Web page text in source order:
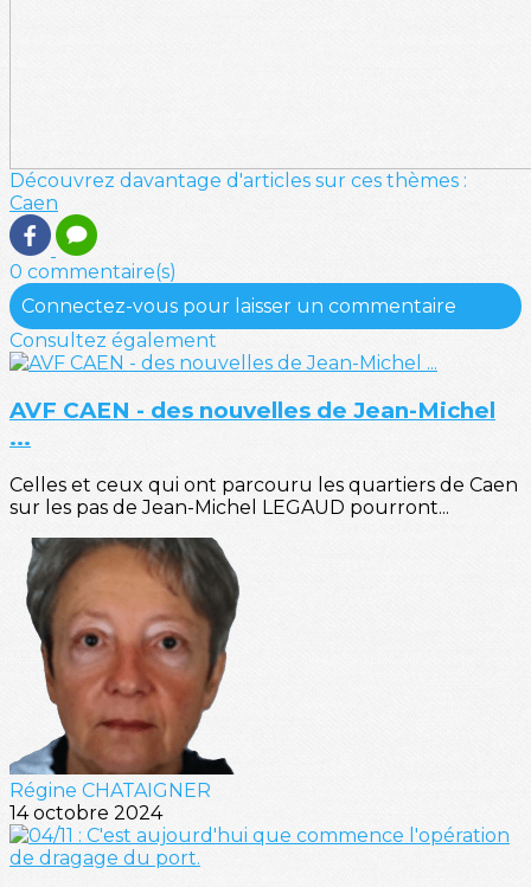
Découvrez davantage d'articles sur ces thèmes :
Caen
0 commentaire(s)
Connectez-vous pour laisser un commentaire
Consultez également
AVF CAEN - des nouvelles de Jean-Michel
...
Celles et ceux qui ont parcouru les quartiers de Caen
sur les pas de Jean-Michel LEGAUD pourront...
Régine CHATAIGNER
14 octobre 2024